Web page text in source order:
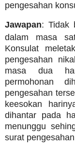
pengesahan
Jawapan: Tidak
dalam masa
Konsulat
pengesahan
masa dua
permohonan
pengesahan
keesokan
dihantar pada
menunggu
surat